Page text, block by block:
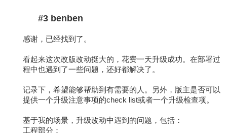
#3 benben
感谢，已经找到了。
看起来这次改版改动挺大的，花费一天升级成功。在部署过
程中也遇到了一些问题，还好都解决了。
记录下，希望能够帮助到有需要的人。另外，版主是否可以
提供一个升级注意事项的check list或者一个升级检查项。
基于我的场景，升级改动中遇到的问题，包括：
工程部分：